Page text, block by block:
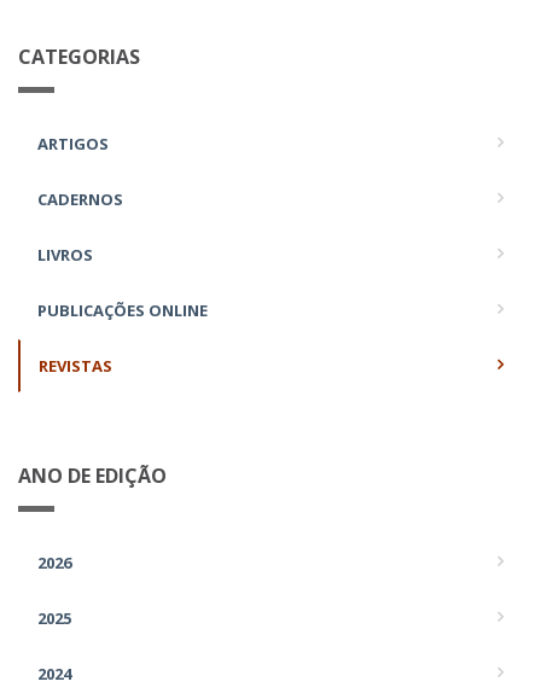
CATEGORIAS
ARTIGOS
CADERNOS
LIVROS
PUBLICAÇÕES ONLINE
REVISTAS
ANO DE EDIÇÃO
2026
2025
2024